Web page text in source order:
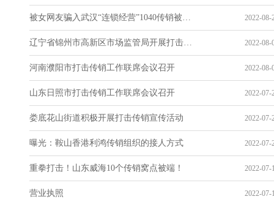
被女网友骗入武汉“连锁经营”1040传销被骗5万元 2022-08-
辽宁省锦州市高新区市场监管局开展打击传销违法犯罪专项行动 2022-08-
河南濮阳市打击传销工作联席会议召开 2022-08-
山东日照市打击传销工作联席会议召开 2022-07-
娄底花山街道积极开展打击传销宣传活动 2022-07-
曝光：鞍山香港利鸿传销组织的接人方式 2022-07-
重拳打击！山东威海10个传销窝点被端！ 2022-07-
营业执照 2022-07-